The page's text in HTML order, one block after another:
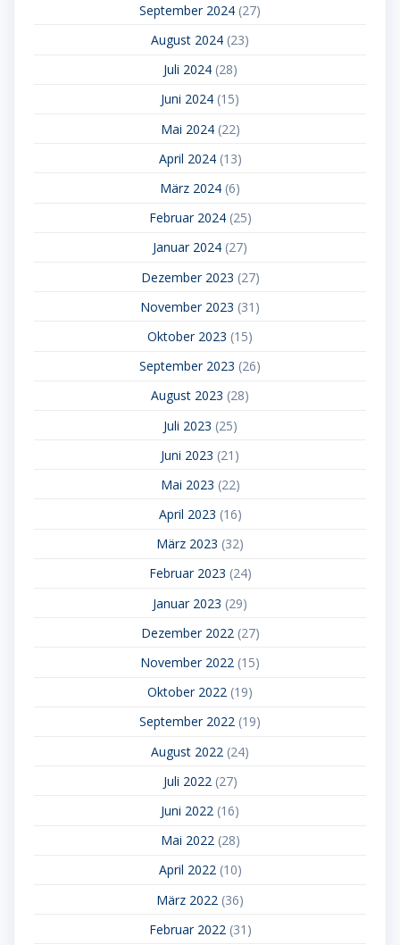
September 2024 (27)
August 2024 (23)
Juli 2024(28)
Juni 2024 (15)
Mai 2024(22)
April 2024(13)
März 2024 (6)
Februar 2024(25)
Januar 2024 (27)
Dezember 2023 (27)
November 2023 (31)
Oktober 2023 (15)
September 2023 (26)
August 2023 (28)
Juli 2023 (25)
Juni 2023 (21)
Mai 2023 (22)
April 2023 (16)
März 2023 (32)
Februar 2023 (24)
Januar 2023 (29)
Dezember 2022(27)
November 2022 (15)
Oktober 2022 (19)
September 2022 (19)
August 2022 (24)
Juli 2022 (27)
Juni 2022 (16)
Mai 2022(28)
April 2022(10)
März 2022 (36)
Februar 2022 (31)